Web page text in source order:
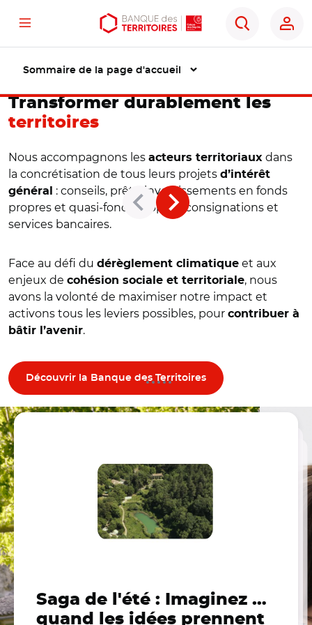
Aller
au
principal
Aller
au
principal
Ouvrir
les
d'accessibilité
Menu
Rechercher
Sommaire de la page d'accueil
Transformer durablement les
territoires
Nous accompagnons les acteurs territoriaux dans
la concrétisation de tous leurs projets d’intérêt
général
: conseils, prêts, investissements en fonds
propres et quasi-fonds propres, consignations et
services bancaires.
Face au défi du dérèglement climatique et aux
enjeux de cohésion sociale et territoriale, nous
avons la volonté de maximiser notre impact et
activons tous les leviers possibles, pour contribuer à
bâtir l’avenir.
Découvrir la Banque des Territoires
Temps forts
Saga de l'été : Imaginez …
quand les idées prennent
Territoires d’IA :
transformer les
Accompagner les
territoires dans leur
Territoires de Montagne :
Programme AGiLE : agir
pour le logement étudiant
Le BLOG des Territoires